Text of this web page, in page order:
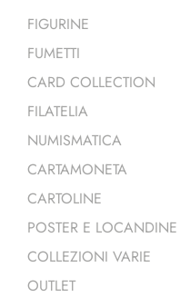
FIGURINE
FUMETTI
CARD COLLECTION
FILATELIA
NUMISMATICA
CARTAMONETA
CARTOLINE
POSTER E LOCANDINE
COLLEZIONI VARIE
OUTLET